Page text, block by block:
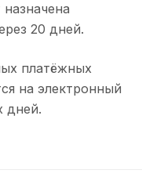
20 дней.
платёжных
на электронный
дней.